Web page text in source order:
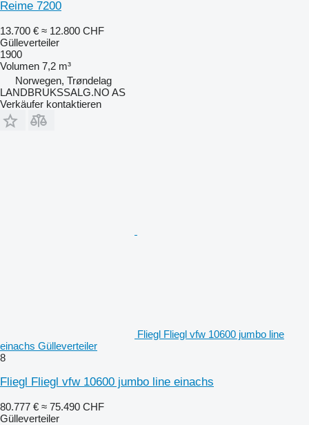
Reime 7200
13.700 € ≈ 12.800 CHF
Gülleverteiler
1900
Volumen 7,2 m³
Norwegen, Trøndelag
LANDBRUKSSALG.NO AS
Verkäufer kontaktieren
Fliegl Fliegl vfw 10600 jumbo line
einachs Gülleverteiler
8
Fliegl Fliegl vfw 10600 jumbo line einachs
80.777 € ≈ 75.490 CHF
Gülleverteiler